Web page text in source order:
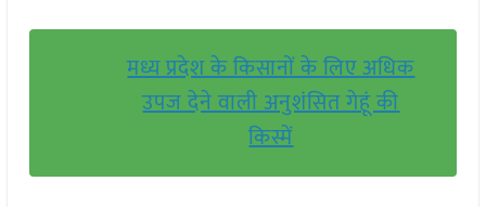
मध्य प्रदेश के किसानों के लिए अधिक
उपज देने वाली अनुशंसित गेहूं की
किस्में